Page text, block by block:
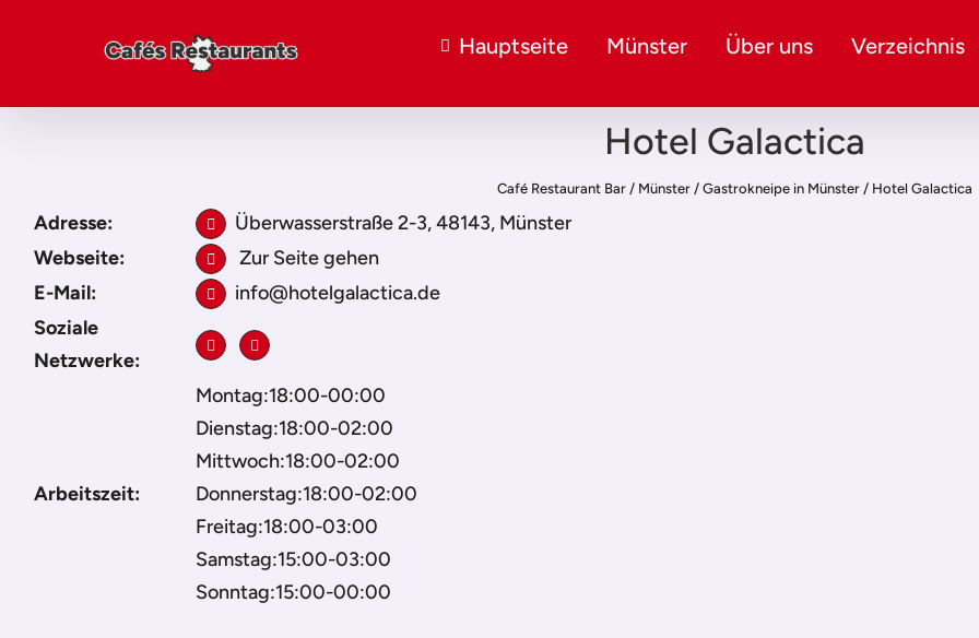
Hauptseite Münster Über uns Verzeichnis
Hotel Galactica
Café Restaurant Bar/ Münster/ Gastrokneipe in Münster/ Hotel Galactica
Adresse:
Überwasserstraße 2-3, 48143, Münster
Webseite:
Zur Seite gehen
E-Mail:
info@hotelgalactica.de
Soziale
Netzwerke:
Arbeitszeit:
Montag:18:00-00:00
Dienstag:18:00-02:00
Mittwoch:18:00-02:00
Donnerstag:18:00-02:00
Freitag:18:00-03:00
Samstag:15:00-03:00
Sonntag:15:00-00:00